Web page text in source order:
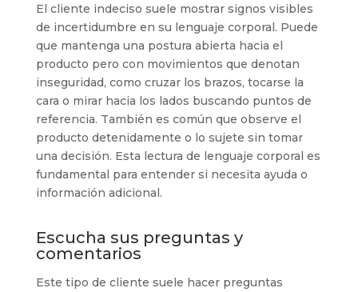
El cliente indeciso suele mostrar signos visibles
de incertidumbre en su lenguaje corporal. Puede
que mantenga una postura abierta hacia el
producto pero con movimientos que denotan
inseguridad, como cruzar los brazos, tocarse la
cara o mirar hacia los lados buscando puntos de
referencia. También es común que observe el
producto detenidamente o lo sujete sin tomar
una decisión. Esta lectura de lenguaje corporal es
fundamental para entender si necesita ayuda o
información adicional.
Escucha sus preguntas y
comentarios
Este tipo de cliente suele hacer preguntas